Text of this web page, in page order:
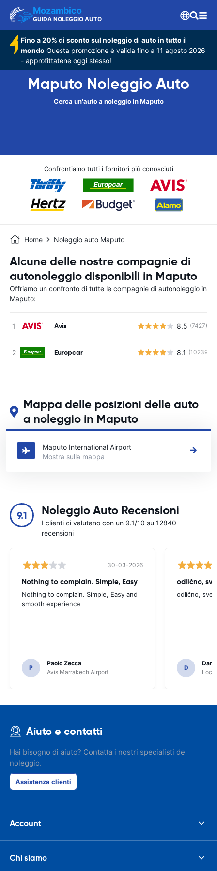
Mozambico
GUIDA NOLEGGIO AUTO
Fino a 20% di sconto sul noleggio di auto in tutto il
mondo Questa promozione è valida fino a 11 agosto 2026
- approfittatene oggi stesso!
Maputo Noleggio Auto
Cerca un'auto a noleggio in Maputo
Confrontiamo tutti i fornitori più conosciuti
Home Noleggio auto Maputo
Alcune delle nostre compagnie di
autonoleggio disponibili in Maputo
Offriamo un confronto di tutte le compagnie di autonoleggio in
Maputo:
Avis 8.5 (7427)
Europcar 8.1 (10239)
Mappa delle posizioni delle auto
a noleggio in Maputo
Guarda le nostre principali sedi di autonoleggio in Maputo
Maputo International Airport
Mostra sulla mappa
9.1 Noleggio Auto Recensioni
I clienti ci valutano con un 9.1/10 su 12840
recensioni
30-03-2026
Nothing to complain. Simple, Easy
Nothing to complain. Simple, Easy and
smooth experience
P
Paolo Zecca
Avis Marrakech Airport
odlično,
odlično, sve
D
Aiuto e contatti
Hai bisogno di aiuto? Contatta i nostri specialisti del
noleggio.
Assistenza clienti
Account
Chi siamo